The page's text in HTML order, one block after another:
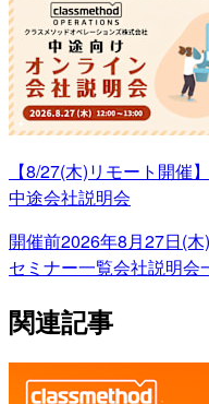
【8/27(木)リモート開催
中途会社説明会
開催前2026年8月27日(木
セミナー一覧会社説明会
関連記事